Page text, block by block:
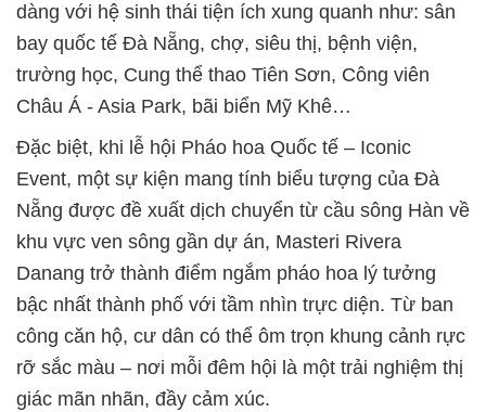
dàng với hệ sinh thái tiện ích xung quanh như: sân
bay quốc tế Đà Nẵng, chợ, siêu thị, bệnh viện,
trường học, Cung thể thao Tiên Sơn, Công viên
Châu Á - Asia Park, bãi biển Mỹ Khê…
Đặc biệt, khi lễ hội Pháo hoa Quốc tế – Iconic
Event, một sự kiện mang tính biểu tượng của Đà
Nẵng được đề xuất dịch chuyển từ cầu sông Hàn về
khu vực ven sông gần dự án, Masteri Rivera
Danang trở thành điểm ngắm pháo hoa lý tưởng
bậc nhất thành phố với tầm nhìn trực diện. Từ ban
công căn hộ, cư dân có thể ôm trọn khung cảnh rực
rỡ sắc màu – nơi mỗi đêm hội là một trải nghiệm thị
giác mãn nhãn, đầy cảm xúc.